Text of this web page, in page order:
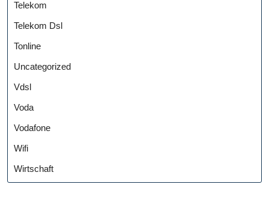
Telekom
Telekom Dsl
Tonline
Uncategorized
Vdsl
Voda
Vodafone
Wifi
Wirtschaft